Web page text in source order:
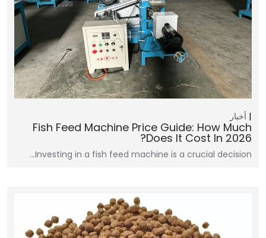
أخبار
Fish Feed Machine Price Guide: How Much
Does It Cost In 2026?
Investing in a fish feed machine is a crucial decision…